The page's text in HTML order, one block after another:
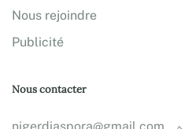
Nous rejoindre
Publicité
Nous contacter